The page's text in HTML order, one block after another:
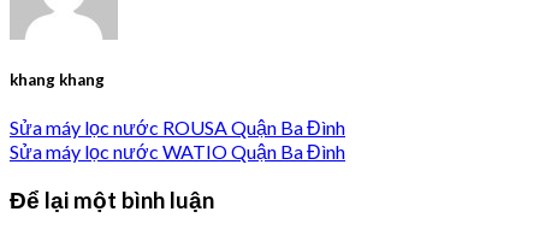
khang khang
Sửa máy lọc nước ROUSA Quận Ba Đình
Sửa máy lọc nước WATIO Quận Ba Đình
Để lại một bình luận